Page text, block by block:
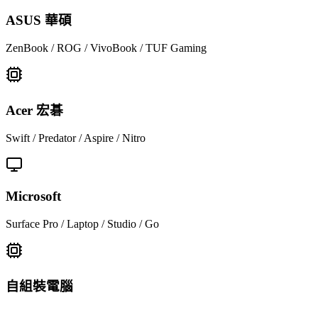
ASUS 華碩
ZenBook / ROG / VivoBook / TUF Gaming
Acer 宏碁
Swift / Predator / Aspire / Nitro
Microsoft
Surface Pro / Laptop / Studio / Go
自組裝電腦